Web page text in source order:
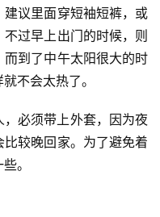
议里面穿短袖短裤，或
过早上出门的时候，则
到了中午太阳很大的时
不会太热了。
必须带上外套，因为夜
较晚回家。为了避免着
。